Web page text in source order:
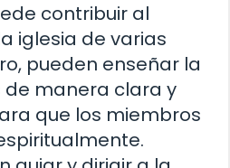
contribuir al
iglesia de varias
pueden enseñar la
de manera clara y
que los miembros